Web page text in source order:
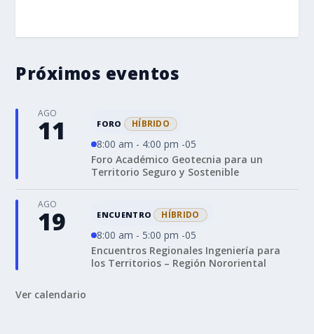
Próximos eventos
AGO
11 FORO HÍBRIDO
8:00 am - 4:00 pm -05
Foro Académico Geotecnia para un
Territorio Seguro y Sostenible
AGO
19 ENCUENTRO HÍBRIDO
8:00 am - 5:00 pm -05
Encuentros Regionales Ingeniería para
los Territorios – Región Nororiental
Ver calendario